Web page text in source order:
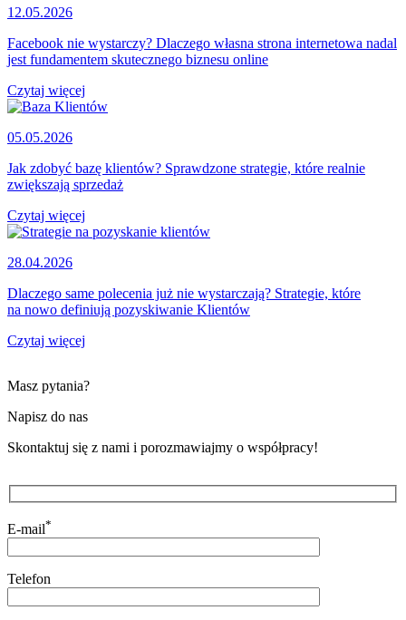
12.05.2026
Facebook nie wystarczy? Dlaczego własna strona internetowa nadal
jest fundamentem skutecznego biznesu online
Czytaj więcej
05.05.2026
Jak zdobyć bazę klientów? Sprawdzone strategie, które realnie
zwiększają sprzedaż
Czytaj więcej
28.04.2026
Dlaczego same polecenia już nie wystarczają? Strategie, które
na nowo definiują pozyskiwanie Klientów
Czytaj więcej
Masz pytania?
Napisz do nas
Skontaktuj się z nami i porozmawiajmy o współpracy!
E-mail*
Telefon